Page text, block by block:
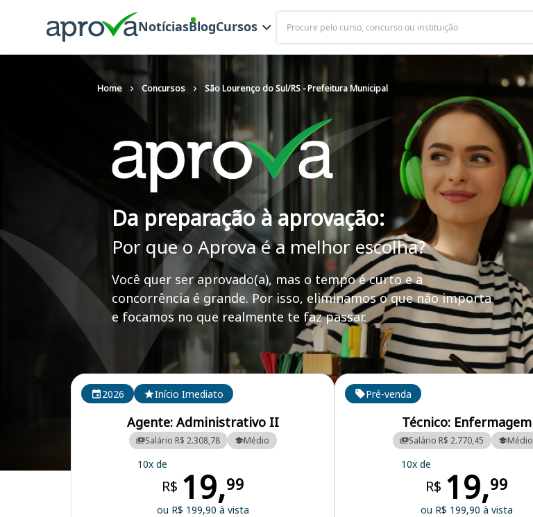
NotíciasBlogCursos
Buscar
Home Concursos São Lourenço do Sul/RS - Prefeitura Municipal
Da preparação à aprovação:
Por que o Aprova é a melhor escolha?
Você quer ser aprovado(a), mas o tempo é curto e a
concorrência é grande. Por isso, eliminamos o que não importa
e focamos no que realmente te faz passar.
Curso Preparatório para o Concurso São Lourenço do Sul/RS - Prefeitura Municipal
Cursos em destaque para passar no concurso
2026
Início Imediato
Agente: Administrativo II
Salário R$ 2.308,78 Médio
10x de
R$ 19,99
ou R$ 199,90 à vista
Pré-venda
Técnico: Enfermagem
Salário R$ 2.770,45 Médio
10x de
R$ 19,99
ou R$ 199,90 à vista